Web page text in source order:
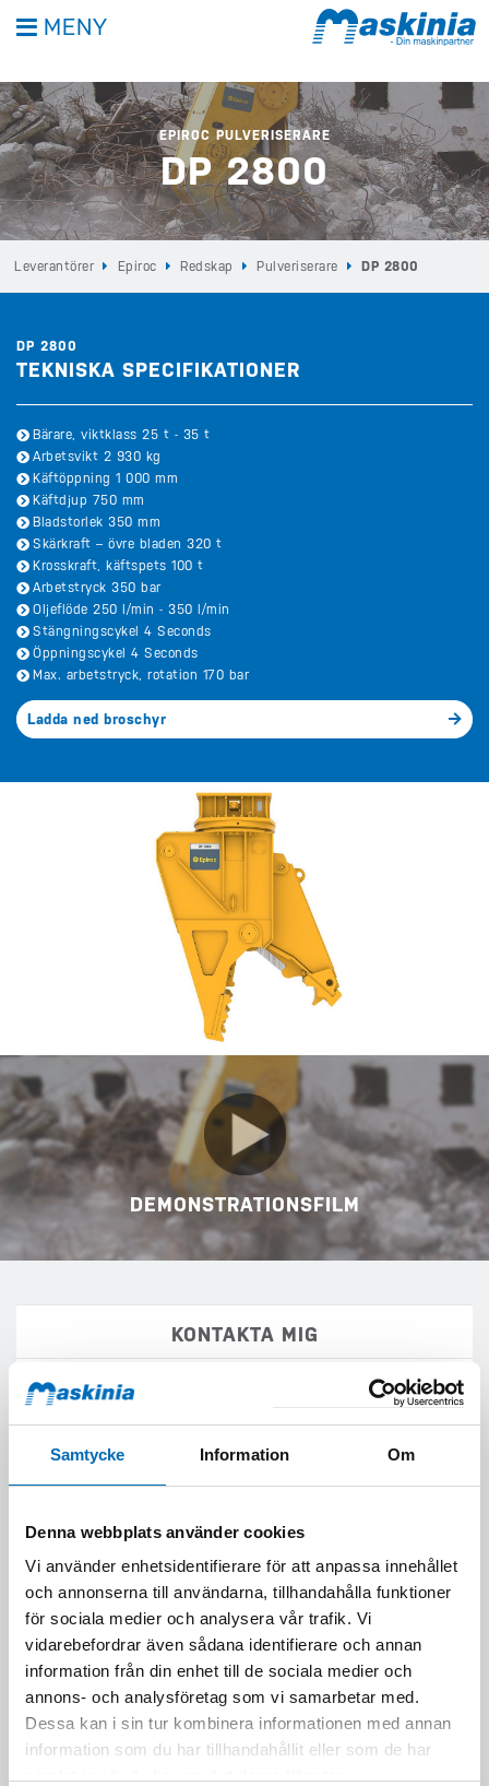
Samtycke Information Om
Denna webbplats använder cookies
Vi använder enhetsidentifierare för att anpassa innehållet
och annonserna till användarna, tillhandahålla funktioner
för sociala medier och analysera vår trafik. Vi
vidarebefordrar även sådana identifierare och annan
information från din enhet till de sociala medier och
annons- och analysföretag som vi samarbetar med.
Dessa kan i sin tur kombinera informationen med annan
information som du har tillhandahållit eller som de har
MENY
EPIROC PULVERISERARE
DP 2800
Leverantörer Epiroc Redskap Pulveriserare DP 2800
DP 2800
TEKNISKA SPECIFIKATIONER
Bärare, viktklass 25 t - 35 t
Arbetsvikt 2 930 kg
Käftöppning 1 000 mm
Käftdjup 750 mm
Bladstorlek 350 mm
Skärkraft – övre bladen 320 t
Krosskraft, käftspets 100 t
Arbetstryck 350 bar
Oljeflöde 250 l/min - 350 l/min
Stängningscykel 4 Seconds
Öppningscykel 4 Seconds
Max. arbetstryck, rotation 170 bar
Ladda ned broschyr
DEMONSTRATIONSFILM
KONTAKTA MIG
Fyll i formuläret
för att få mer information om Epriroc DP 2800
(DP 2800).
Skriv följande siffror i fältet (27007)
Skicka förfrågan